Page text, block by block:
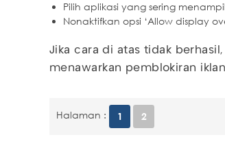
Pilih aplikasi yang sering
Nonaktifkan opsi ‘Allow display
Jika cara di atas tidak
menawarkan pemblokiran
Halaman : 1 2